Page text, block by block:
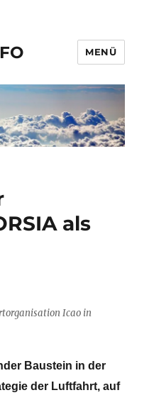
MENÜ
als
Icao in
Baustein in der
der Luftfahrt, auf